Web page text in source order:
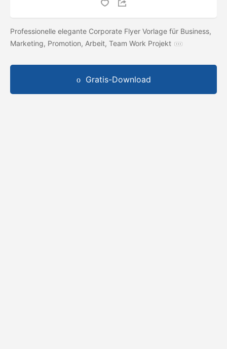
Professionelle elegante Corporate Flyer Vorlage für Business,
Marketing, Promotion, Arbeit, Team Work Projekt
Gratis-Download